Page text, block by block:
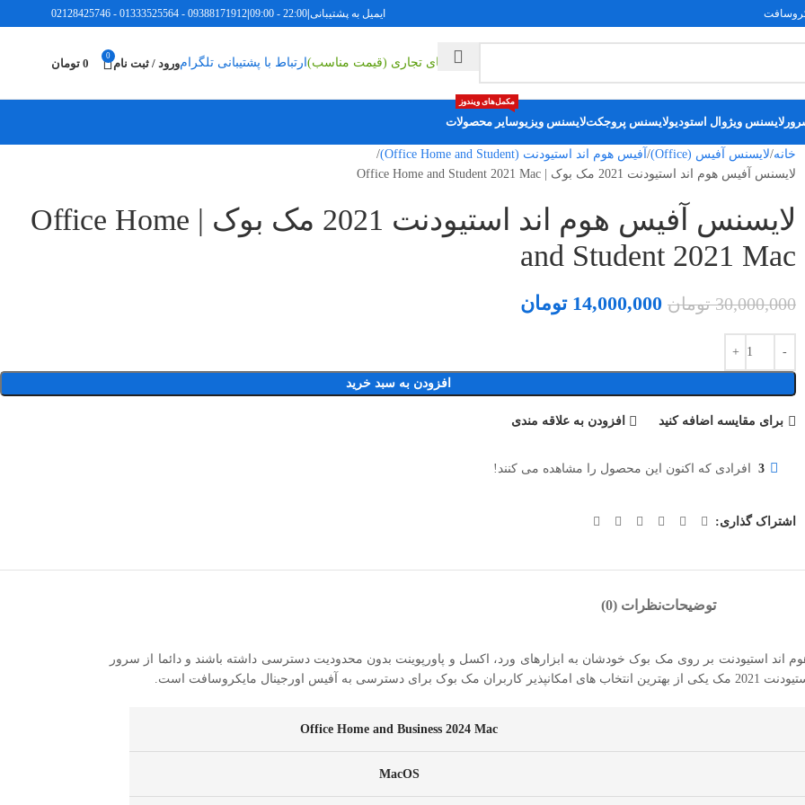
ایمیل به پشتیبانی|
22:00 - 09:00
|
09388171912
-
01333525564
-
02128425746
راهکارهای تجاری (قیمت مناسب)ارتباط با پشتیبانی تلگرامورود / ثبت نام
0
0 تومان
لایسنس ویژوال استودیولایسنس پروجکتلایسنس ویزیوسایر محصولات
مکمل‌های ویندوز
خانه لایسنس آفیس (Office)
آفیس هوم اند استیودنت (Office Home and Student)
لایسنس آفیس هوم اند استیودنت 2021 مک بوک | Office Home and Student 2021 Mac
لایسنس آفیس هوم اند استیودنت 2021 مک بوک | Office Home
and Student 2021 Mac
30,000,000 تومان 14,000,000 تومان
افزودن به سبد خرید
برای مقایسه اضافه کنید افزودن به علاقه مندی
3 افرادی که اکنون این محصول را مشاهده می کنند!
اشتراک گذاری:
توضیحاتنظرات (0)
مک بوک های اپل می‌توانند در صورت تمایل با نصب آفیس 2021 مک هوم اند استیودنت بر روی مک بوک خودشان به ابزارهای ورد، اکسل و پاورپوینت بدون محدودیت دسترسی داشته باشند و دائما از سرور
مایکروسافت است.
Office Home and Business 2024 Mac
MacOS